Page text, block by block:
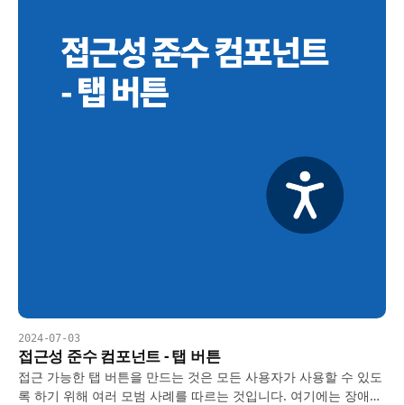
2024-07-03
접근성 준수 컴포넌트 - 탭 버튼
접근 가능한 탭 버튼을 만드는 것은 모든 사용자가 사용할 수 있도
록 하기 위해 여러 모범 사례를 따르는 것입니다. 여기에는 장애가